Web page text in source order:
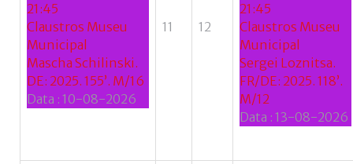
21:45
Claustros Museu
Municipal
Mascha Schilinski.
DE: 2025. 155’. M/16
Data : 10-08-2026
11 12
21:45
Claustros Museu
Municipal
Sergei Loznitsa.
FR/DE: 2025. 118’.
M/12
Data : 13-08-2026